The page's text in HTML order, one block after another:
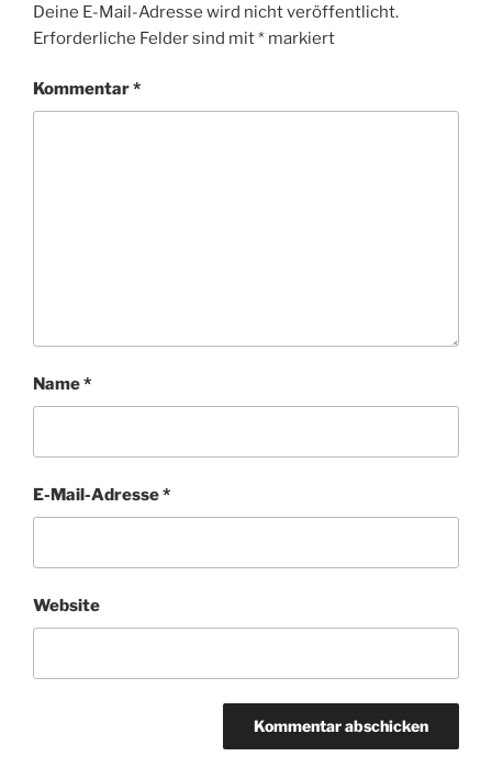
Deine E-Mail-Adresse wird nicht veröffentlicht.
Erforderliche Felder sind mit* markiert
Kommentar*
Name*
E-Mail-Adresse*
Website